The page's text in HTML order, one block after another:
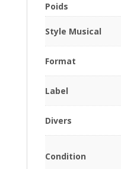
Poids
Style Musical
Format
Label
Divers
Condition